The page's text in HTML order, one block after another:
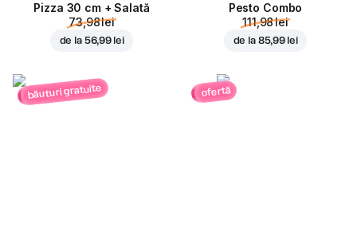
Pizza 30 cm + Salată
73,98 lei
de la 56,99 lei
Pesto Combo
111,98 lei
de la 85,99 lei
băuturi gratuite ofertă